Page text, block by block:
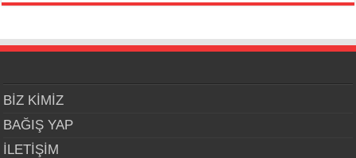
BİZ KİMİZ
BAĞIŞ YAP
İLETİŞİM